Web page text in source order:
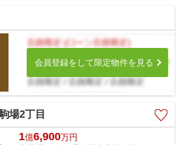
会員登録をして限定物件を見る
場2丁目
1億6,900万円